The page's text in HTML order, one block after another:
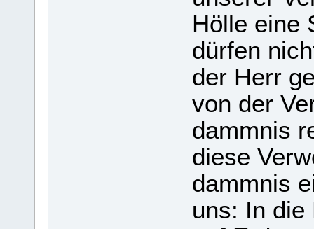
Hölle eine
dür­fen
der Herr
von der
damm­nis
diese
damm­nis
uns: In die